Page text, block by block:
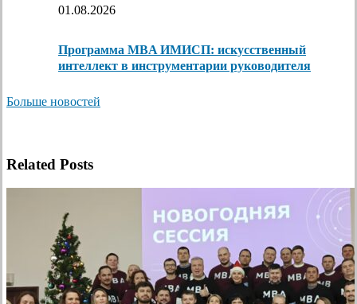
01.08.2026
Программа MBA ИМИСП: искусственный
интеллект в инструментарии руководителя
Больше новостей
Related Posts